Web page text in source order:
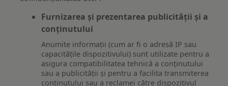
Furnizarea și prezentarea publicității și a
conținutului
Anumite informații (cum ar fi o adresă IP sau
capacitățile dispozitivului) sunt utilizate pentru a
asigura compatibilitatea tehnică a conținutului
sau a publicității și pentru a facilita transmiterea
conținutului sau a reclamei către dispozitivul